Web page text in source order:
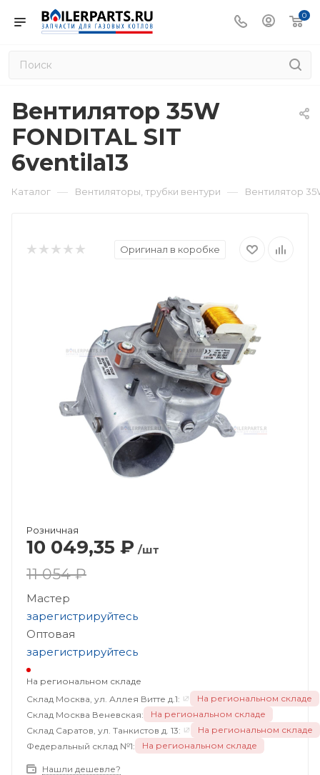
0
Вентилятор 35W
FONDITAL SIT
6ventila13
Каталог — Вентиляторы, трубки вентури — Вентилятор
Оригинал в коробке
Розничная
10 049,35 ₽ /шт
11 054 ₽
Мастер
зарегистрируйтесь
Оптовая
зарегистрируйтесь
На региональном складе
Склад Москва, ул. Аллея Витте д.1:
На региональном складе
Склад Москва Веневская:
На региональном складе
Склад Саратов, ул. Танкистов д. 13:
На региональном складе
Федеральный склад №1:
На региональном складе
Нашли дешевле?